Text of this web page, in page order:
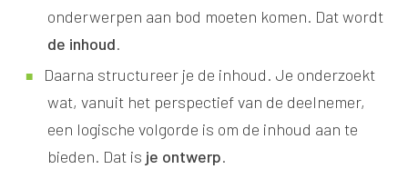
onderwerpen aan bod moeten komen. Dat wordt
de inhoud.
Daarna structureer je de inhoud. Je onderzoekt
wat, vanuit het perspectief van de deelnemer,
een logische volgorde is om de inhoud aan te
bieden. Dat is je ontwerp.